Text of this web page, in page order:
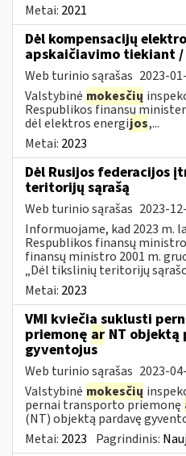
Metai: 2021
Dėl kompensacijų
apskaičiavimo tiekiant
Web turinio sąrašas 2023-
Valstybinė mokesčių
Respublikos finansų
dėl elektros energijos,...
Metai: 2023
Dėl Rusijos federacijos
teritorijų sąrašą
Web turinio sąrašas 2023-
Informuojame, kad 2023 m.
Respublikos finansų
finansų ministro 2001 m.
„Dėl tikslinių teritorijų
Metai: 2023
VMI kviečia suklusti
priemonę ar NT objektą
gyventojus
Web turinio sąrašas 2023-
Valstybinė mokesčių
pernai transporto priemonę
(NT) objektą pardavę
Metai: 2023 Pagrindinis: